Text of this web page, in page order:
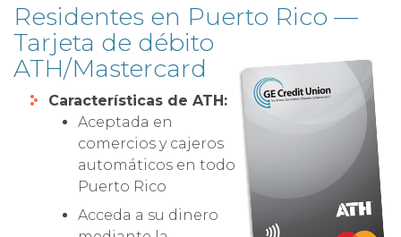
Residentes en Puerto Rico —
Tarjeta de débito
ATH/Mastercard
Características de ATH:
Aceptada en
comercios y cajeros
automáticos en todo
Puerto Rico
Acceda a su dinero